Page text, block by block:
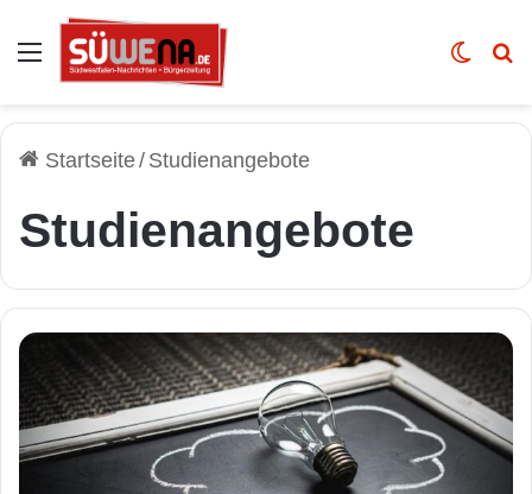
Auswahl Skin
Startseite/ Studienangebote
Studienangebote